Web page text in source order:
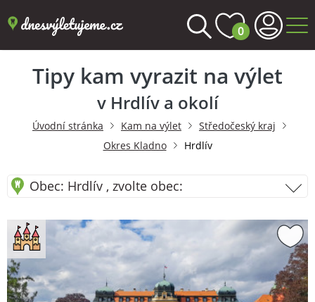
0
Tipy kam vyrazit na výlet
v Hrdlív a okolí
Úvodní stránka Kam na výlet
Středočeský kraj
Okres Kladno
Hrdlív
Obec: Hrdlív , zvolte obec: